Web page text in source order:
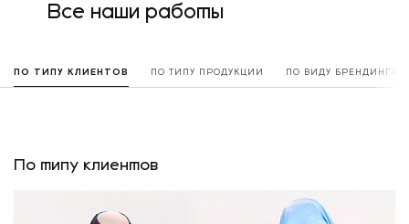
Все наши работы
ПО ТИПУ КЛИЕНТОВ ПО ТИПУ ПРОДУКЦИИ ПО ВИДУ БРЕНДИНГА
По типу клиентов